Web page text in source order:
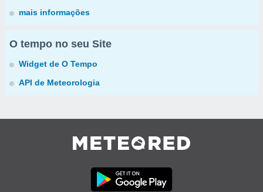
mais informações
O tempo no seu Site
Widget de O Tempo
API de Meteorologia